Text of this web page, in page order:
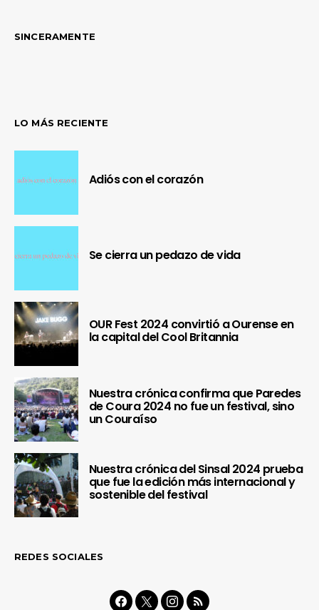
SINCERAMENTE
LO MÁS RECIENTE
Adiós con el corazón
Se cierra un pedazo de vida
OUR Fest 2024 convirtió a Ourense en
la capital del Cool Britannia
Nuestra crónica confirma que Paredes
de Coura 2024 no fue un festival, sino
un Couraíso
Nuestra crónica del Sinsal 2024 prueba
que fue la edición más internacional y
sostenible del festival
REDES SOCIALES